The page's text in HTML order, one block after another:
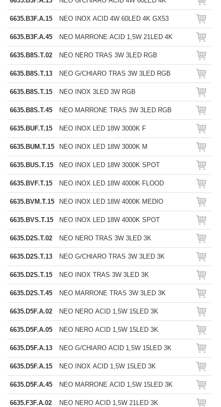
6635.B3F.A.15 NEO INOX ACID 4W 60LED 4K GX53
6635.B3F.A.45 NEO MARRONE ACID 1,5W 21LED 4K
6635.B8S.T.02 NEO NERO TRAS 3W 3LED RGB
6635.B8S.T.13 NEO G/CHIARO TRAS 3W 3LED RGB
6635.B8S.T.15 NEO INOX 3LED 3W RGB
6635.B8S.T.45 NEO MARRONE TRAS 3W 3LED RGB
6635.BUF.T.15 NEO INOX LED 18W 3000K F
6635.BUM.T.15 NEO INOX LED 18W 3000K M
6635.BUS.T.15 NEO INOX LED 18W 3000K SPOT
6635.BVF.T.15 NEO INOX LED 18W 4000K FLOOD
6635.BVM.T.15 NEO INOX LED 18W 4000K MEDIO
6635.BVS.T.15 NEO INOX LED 18W 4000K SPOT
6635.D2S.T.02 NEO NERO TRAS 3W 3LED 3K
6635.D2S.T.13 NEO G/CHIARO TRAS 3W 3LED 3K
6635.D2S.T.15 NEO INOX TRAS 3W 3LED 3K
6635.D2S.T.45 NEO MARRONE TRAS 3W 3LED 3K
6635.D5F.A.02 NEO NERO ACID 1,5W 15LED 3K
6635.D5F.A.05 NEO NERO ACID 1,5W 15LED 3K
6635.D5F.A.13 NEO G/CHIARO ACID 1,5W 15LED 3K
6635.D5F.A.15 NEO INOX ACID 1,5W 15LED 3K
6635.D5F.A.45 NEO MARRONE ACID 1,5W 15LED 3K
6635.F3F.A.02 NEO NERO ACID 1,5W 21LED 3K